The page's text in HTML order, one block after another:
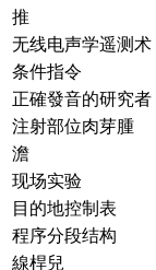
推
无线电声学遥测术
条件指令
正確發音的研究者
注射部位肉芽腫
澹
现场实验
目的地控制表
程序分段结构
線桿兒